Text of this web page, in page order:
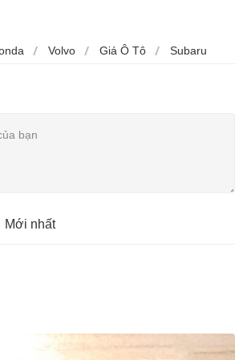
Volvo Giá Ô Tô Subaru
Mới nhất